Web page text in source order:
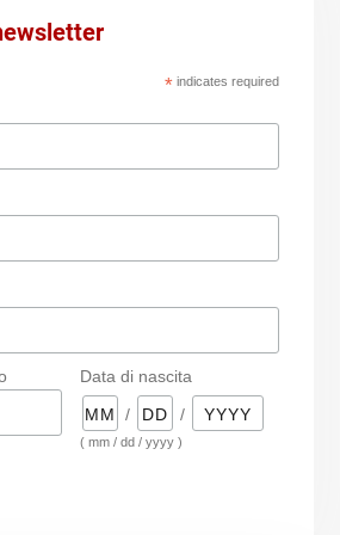
*indicates required
Data di nascita
/
/
( mm / dd / yyyy )